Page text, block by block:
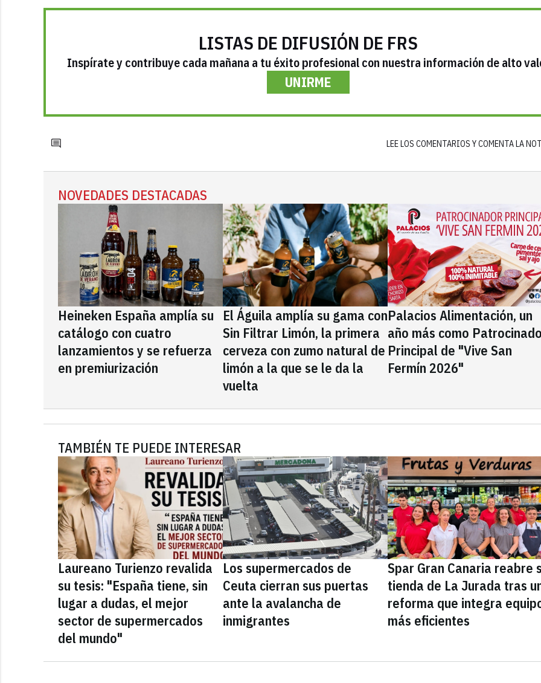
LISTAS DE DIFUSIÓN DE FRS
Inspírate y contribuye cada mañana a tu éxito profesional con nuestra información de alto
UNIRME
LEE LOS COMENTARIOS Y COMENTA LA
NOVEDADES DESTACADAS
Heineken España amplía su
catálogo con cuatro
lanzamientos y se refuerza
en premiurización
El Águila amplía su gama con
Sin Filtrar Limón, la primera
cerveza con zumo natural de
limón a la que se le da la
vuelta
Palacios Alimentación, un
año más como
Principal de "Vive San
Fermín 2026"
TAMBIÉN TE PUEDE INTERESAR
Laureano Turienzo revalida
su tesis: "España tiene, sin
lugar a dudas, el mejor
sector de supermercados
del mundo"
Los supermercados de
Ceuta cierran sus puertas
ante la avalancha de
inmigrantes
Spar Gran Canaria reabre
tienda de La Jurada tras
reforma que integra
más eficientes